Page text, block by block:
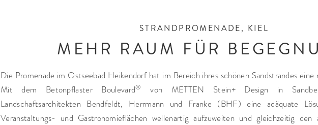
STRANDPROMENADE, KIEL
MEHR RAUM FÜR
Die Promenade im Ostseebad Heikendorf hat im Bereich ihres schönen Sandstrandes
Mit dem Betonpflaster Boulevard®
von METTEN Stein+ Design in
Landschaftsarchitekten Bendfeldt, Herrmann und Franke (BHF) eine adäquate
Veranstaltungs- und Gastronomieflächen wellenartig aufzuweiten und gleichzeitig den